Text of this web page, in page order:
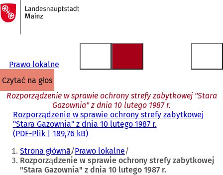
Przejdź do treści
Do
strony
głównej
Prawo lokalne
czytać na głos
Rozporządzenie w sprawie ochrony strefy zabytkowej "Stara
Gazownia" z dnia 10 lutego 1987 r.
Rozporządzenie w sprawie ochrony strefy zabytkowej
"Stara Gazownia" z dnia 10 lutego 1987 r.
PDF-Plik 189,76 kB
Jesteś
tutaj:
Strona główna Prawo lokalne
Rozporządzenie w sprawie ochrony strefy zabytkowej
"Stara Gazownia" z dnia 10 lutego 1987 r.